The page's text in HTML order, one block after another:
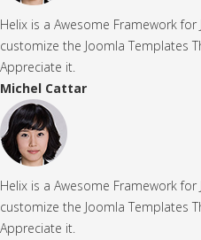
Helix is a Awesome Framework for
customize the Joomla Templates
Appreciate it.
Michel Cattar
Helix is a Awesome Framework for
customize the Joomla Templates
Appreciate it.